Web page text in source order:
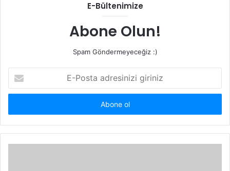
E-Bültenimize
Abone Olun!
Spam Göndermeyeceğiz :)
Posta
adresinizi